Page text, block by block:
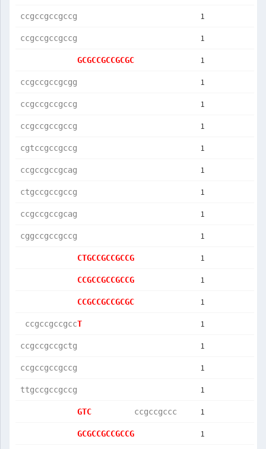
ccgccgccgccg 1
ccgccgccgccg 1
GCGCCGCCGCGC 1
ccgccgccgcgg 1
ccgccgccgccg 1
ccgccgccgccg 1
cgtccgccgccg 1
ccgccgccgcag 1
ctgccgccgccg 1
ccgccgccgcag 1
cggccgccgccg 1
CTGCCGCCGCCG 1
CCGCCGCCGCCG 1
CCGCCGCCGCGC 1
ccgccgccgccT 1
ccgccgccgctg 1
ccgccgccgccg 1
ttgccgccgccg 1
GTC ccgccgccc 1
GCGCCGCCGCCG 1